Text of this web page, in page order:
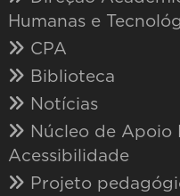
Humanas e
CPA
Biblioteca
Notícias
Núcleo de Apoio
Acessibilidade
Projeto